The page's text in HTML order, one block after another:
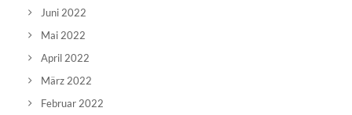
Juni 2022
Mai 2022
April 2022
März 2022
Februar 2022